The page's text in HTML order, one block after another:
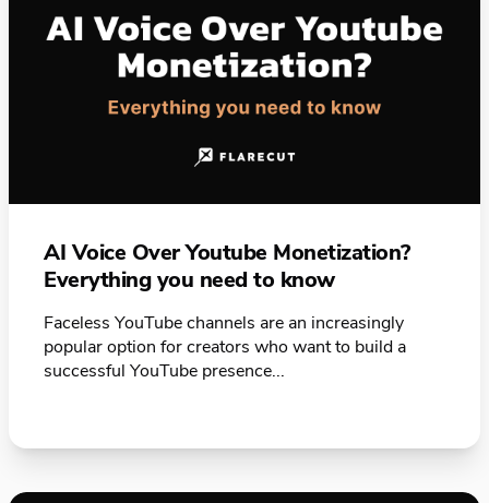
AI Voice Over Youtube Monetization?
Everything you need to know
Faceless YouTube channels are an increasingly
popular option for creators who want to build a
successful YouTube presence...